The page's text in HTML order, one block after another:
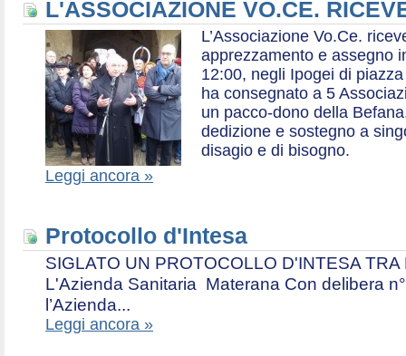
L'ASSOCIAZIONE VO.CE.
L’Associazione Vo.Ce.
apprezzamento e assegno
12:00, negli Ipogei di
ha consegnato a 5
un pacco-dono della
dedizione e sostegno a
disagio e di bisogno.
Leggi ancora »
Protocollo d'Intesa
SIGLATO UN PROTOCOLLO D'INTESA
L'Azienda Sanitaria Materana Con delibera
l’Azienda...
Leggi ancora »